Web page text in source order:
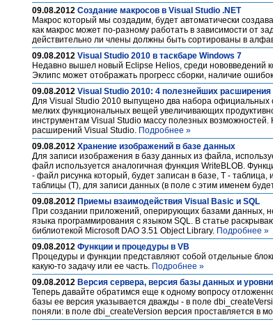
09.08.2012 Создание макросов в Visual Studio .NET
Макрос который мы создадим, будет автоматически
как макрос может по-разному работать в зависимости от
действительно ли члены должны быть сортированы в
09.08.2012 Visual Studio 2010 в таскбаре Windows 7
Недавно вышел новый Eclipse Helios, среди нововведений
Эклипс может отображать прогресс сборки, наличие
09.08.2012 Visual Studio 2010: 4 полезнейших расширения
Для Visual Studio 2010 выпущено два набора
мелких функциональных вещей увеличивающих
инструментам Visual Studio массу полезных
расширений Visual Studio. Подробнее »
09.08.2012 Хранение изображений в базе данных
Для записи изображения в базу данных из файла,
файл используется аналогичная функция WriteBLOB.
- файл рисунка который, будет записан в базе, T -
таблицы (Т), для записи данных (в поле с этим именем
09.08.2012 Приемы взаимодействия Visual Basic и SQL
При создании приложений, оперирующих базами данных,
языка программирования с языком SQL. В статье
библиотекой Microsoft DAO 3.51 Object Library. Подробнее »
09.08.2012 Функции и процедуры в VB
Процедуры и функции представляют собой отдельные
какую-то задачу или ее часть. Подробнее »
09.08.2012 Версия сервера, версия базы данных и
Теперь давайте обратимся еще к одному вопросу
базы ее версия указывается дважды - в поле
поняли: в поле dbi_createVersion версия проставляется в